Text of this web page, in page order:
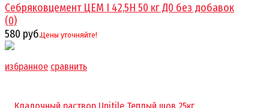
избранное сравнить
Себряковцемент ЦЕМ I 42,5Н 50 кг Д0 без добавок
(0)
580 руб.Цены уточняйте!